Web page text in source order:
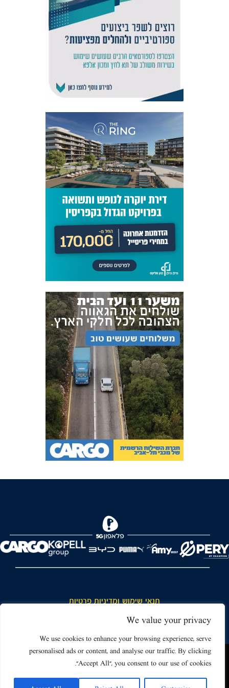
We value your privacy
We use cookies to enhance your browsing experience, serve
personalised ads or content, and analyse our traffic. By clicking
"Accept All", you consent to our use of cookies.
FOREVER
תנאי שימוש ומדיניות פרטיות
כללי כניסה והתנהגות באצטדיון ותנאי שימוש בכרטיסים
דרושים
צור קשר
האתר שאתה גולש בו עשוי להשתמש בעוגיות (קוקיז) ובטכנולוגיות דומות.
על ידי כניסה לאתר אתה מאשר את תנאי השימוש הכוללים שימוש בעוגיות
(קוקיז).